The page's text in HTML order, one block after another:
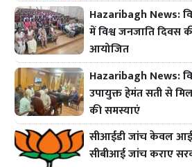
Hazaribagh News:
में विश्व जनजाति दिवस
आयोजित
Hazaribagh News:
उपायुक्त हेमंत सती से
की समस्याएं
सीआईडी जांच केवल
सीबीआई जांच कराए